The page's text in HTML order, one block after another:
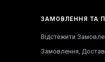
ЗАМОВЛЕННЯ ТА
Відстежити
Замовлення,